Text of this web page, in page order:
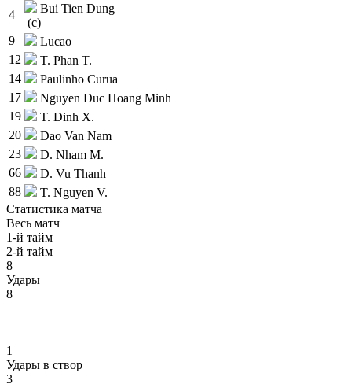
4
Bui Tien Dung
(c)
9
Lucao
12
T. Phan T.
14
Paulinho Curua
17
Nguyen Duc Hoang Minh
19
T. Dinh X.
20
Dao Van Nam
23
D. Nham M.
66
D. Vu Thanh
88
T. Nguyen V.
Статистика матча
Весь матч
1-й тайм
2-й тайм
8
Удары
8
1
Удары в створ
3